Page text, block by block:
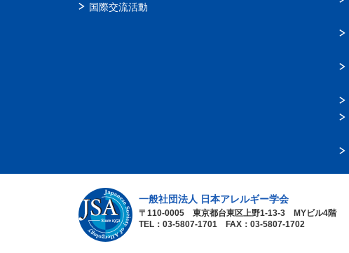
国際交流活動
一般社団法人 日本アレルギー学会
〒110-0005 東京都台東区上野1-13-3 MYビル4階
TEL：03-5807-1701 FAX：03-5807-1702